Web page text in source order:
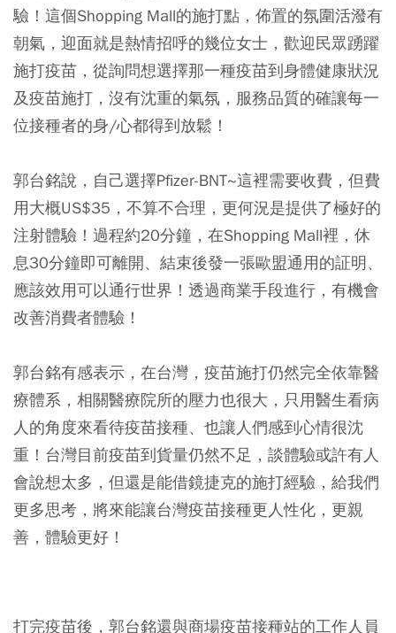
驗！這個Shopping Mall的施打點，佈置的氛圍活潑有
朝氣，迎面就是熱情招呼的幾位女士，歡迎民眾踴躍
施打疫苗，從詢問想選擇那一種疫苗到身體健康狀況
及疫苗施打，沒有沈重的氣氛，服務品質的確讓每一
位接種者的身/心都得到放鬆！
郭台銘說，自己選擇Pfizer-BNT~這裡需要收費，但費
用大概US$35，不算不合理，更何況是提供了極好的
注射體驗！過程約20分鐘，在Shopping Mall裡，休
息30分鐘即可離開、結束後發一張歐盟通用的証明、
應該效用可以通行世界！透過商業手段進行，有機會
改善消費者體驗！
郭台銘有感表示，在台灣，疫苗施打仍然完全依靠醫
療體系，相關醫療院所的壓力也很大，只用醫生看病
人的角度來看待疫苗接種、也讓人們感到心情很沈
重！台灣目前疫苗到貨量仍然不足，談體驗或許有人
會說想太多，但還是能借鏡捷克的施打經驗，給我們
更多思考，將來能讓台灣疫苗接種更人性化，更親
善，體驗更好！
打完疫苗後，郭台銘還與商場疫苗接種站的工作人員